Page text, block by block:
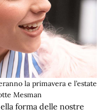
la primavera e l’estate
Mesman
forma delle nostre